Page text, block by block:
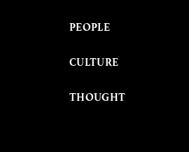
PEOPLE
CULTURE
THOUGHT